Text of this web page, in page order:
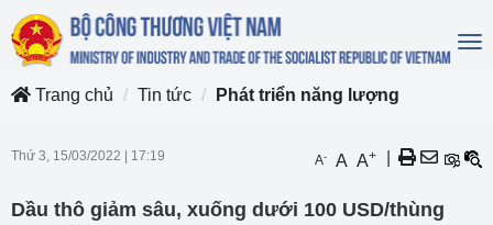
Trang chủ
Tin tức Phát triển năng lượng
Thứ 3, 15/03/2022 17:19 A- A A+
Dầu thô giảm sâu, xuống dưới 100 USD/thùng